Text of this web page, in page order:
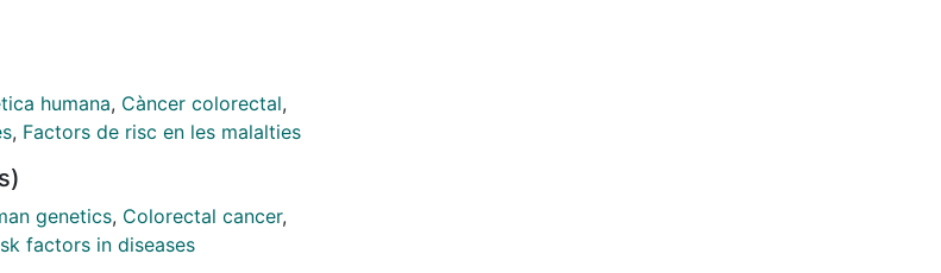
in Lynch syndrome, caused
that cancer-affected MMR gene
shorter telomeres and more
of telomere length with age than
telomere length in MMR-
polyposis CRC, i.e. familial CRC
of 57 cancer-affected and 57
humana, Càncer colorectal,
, Factors de risc en les malalties
genetics, Colorectal cancer,
factors in diseases